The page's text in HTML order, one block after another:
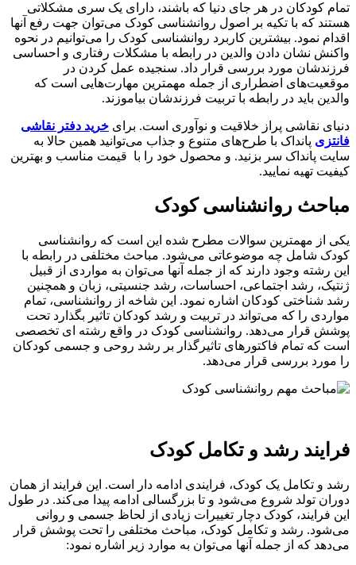
تمام کودکان در هر جای دنیا که باشند، دارای یک سری مشکلاتی
هستند که با تکیه بر اصول روانشناسی کودک می‌توان جهت رفع آنها
اقدام نمود. بیشترین کاربرد روانشناسی کودک را می‌توانیم در نحوه
واکنش نشان دادن والدین در رابطه با مشکلات رفتاری و احساسی
فرزندشان مورد بررسی قرار داد. سنجیده عمل کردن در
موقعیت‌های اضطراری از جمله مهمترین مهارت‌هایی است که
والدین باید در رابطه با تربیت فرزندشان بیاموزند.
دنیای نقاشی پراز خلاقیت و نوآوری است. برای خرید دفتر نقاشی
فانتزی پانداک با طرح‌های متنوع و جذاب می‌توانید همین حالا به
سایت پانداک سر بزنید. و محصول خود را با قیمت مناسب و بهترین
کیفیت تهیه نمایید.
مباحث روانشناسی کودک
یکی از مهمترین سوالات مطرح شده این است که روانشناسی
کودک شامل چه موضوعاتی می‌شود. مباحث مختلفی در رابطه با
این رشته وجود دارند که از جمله آنها می‌توان به مواردی از قبیل
ژنتیک، رشد اجتماعی، احساسات، رشد جنسیتی، زبان و همچنین
رشد شناختی کودکان اشاره نمود. این شاخه از روانشناسی، تمام
مواردی را که می‌تواند در تربیت و رشد کودکان تاثیر بگذارد تحت
پوشش قرار می‌دهد. روانشناسی کودک در واقع رشته ای تخصصی
است که تمام فاکتورهای تاثیرگذار بر رشد روحی و جسمی کودکان
را مورد بررسی قرار می‌دهد.
فرایند رشد و تکامل کودک
رشد و تکامل یک کودک، فرایندی ادامه دار است. این فرایند از همان
دوران تولد شروع می‌شود و تا بزرگسالی ادامه پیدا می‌کند. در طول
این فرایند، کودک دچار تغییرات زیادی از لحاظ جسمی و روانی
می‌شود. رشد و تکامل کودک، مباحث مختلفی را تحت پوشش قرار
می‌دهد که از جمله آنها می‌توان به موارد زیر اشاره نمود: